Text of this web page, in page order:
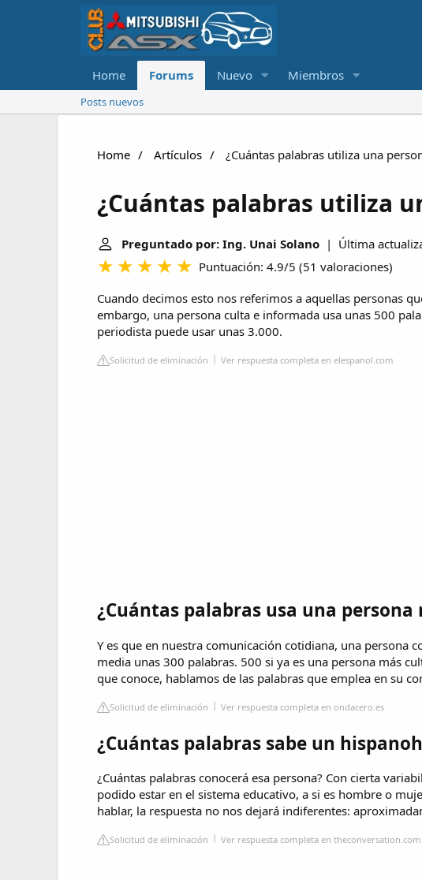
Home Forums Nuevo Miembros
Posts nuevos
Home Artículos ¿Cuántas palabras utiliza una
¿Cuántas palabras utiliza
Preguntado por: Ing. Unai Solano | Última
Puntuación: 4.9/5 (51 valoraciones)
Cuando decimos esto nos referimos a aquellas personas
embargo, una persona culta e informada usa unas 500
periodista puede usar unas 3.000.
Solicitud de eliminación Ver respuesta completa en elespanol.com
¿Cuántas palabras usa una persona
Y es que en nuestra comunicación cotidiana, una persona
media unas 300 palabras. 500 si ya es una persona más
que conoce, hablamos de las palabras que emplea en su
Solicitud de eliminación Ver respuesta completa en ondacero.es
¿Cuántas palabras sabe un
¿Cuántas palabras conocerá esa persona? Con cierta
podido estar en el sistema educativo, a si es hombre o
hablar, la respuesta no nos dejará indiferentes:
Solicitud de eliminación Ver respuesta completa en theconversation.com